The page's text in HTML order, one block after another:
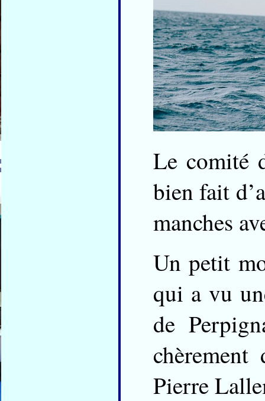
Le comité
bien fait
manches
Un petit
qui a vu
de
Pierre